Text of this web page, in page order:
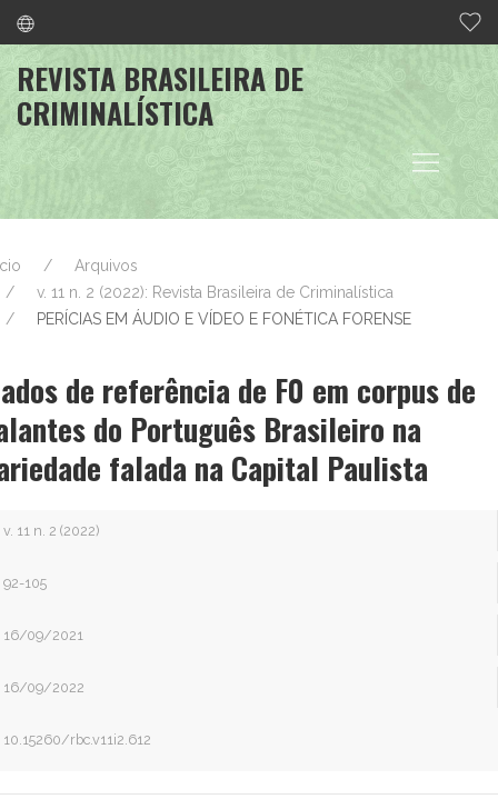
REVISTA BRASILEIRA DE
CRIMINALÍSTICA
Arquivos
v. 11 n. 2 (2022): Revista Brasileira de Criminalística
PERÍCIAS EM ÁUDIO E VÍDEO E FONÉTICA FORENSE
de referência de F0 em corpus de
do Português Brasileiro na
falada na Capital Paulista
v. 11 n. 2 (2022)
92-105
16/09/2021
16/09/2022
10.15260/rbc.v11i2.612